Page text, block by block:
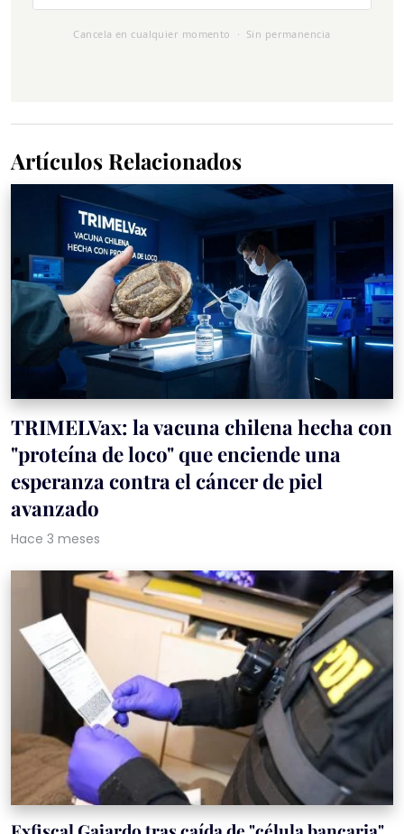
Cancela en cualquier momento · Sin permanencia
Artículos Relacionados
TRIMELVax: la vacuna chilena hecha con
"proteína de loco" que enciende una
esperanza contra el cáncer de piel
avanzado
Hace 3 meses